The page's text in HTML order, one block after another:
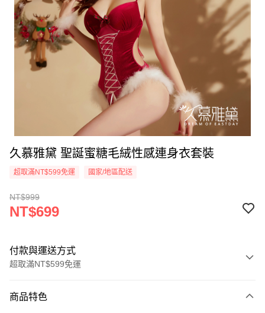
久慕雅黛 聖誕蜜糖毛絨性感連身衣套裝
超取滿NT$599免運 國家/地區配送
NT$999
NT$699
付款與運送方式
超取滿NT$599免運
信用卡一次付款
商品特色